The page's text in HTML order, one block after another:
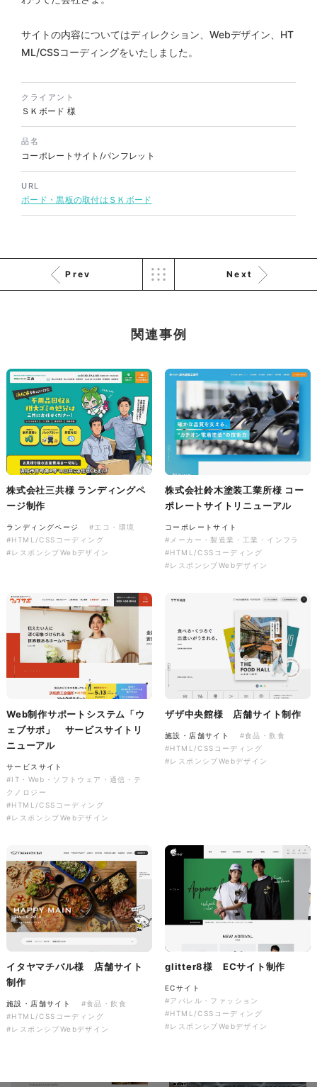
株式会社KDK様 コーポレート
#メーカー・製造業・工業・インフ
#HTML/CSSコーディング
#レスポンシブWebデザイン
フレット
#イラスト
#エコ・環境
株式会社三共様 さんきょちゃ
株式会社三共様 ドリップコー
ヒーパッケージ
ノベルティ
#産業廃棄物処理業
#イラスト
#エコ・環境
ソレイユ障害年金サポートセン
作
コーポレートサイト
#介護・福祉
#HTML/CSSコーディング
株式会社バスコフーズ様
FRUITFRUIT SNACK パッケ
ージデザイン
パッケージ
#食品・飲食
#パッケージデザイン
サイトの内容についてはディレクション、Webデザイン、HT
ML/CSSコーディングをいたしました。
クライアント
ＳＫボード 様
品名
コーポレートサイト/パンフレット
URL
ボード・黒板の取付はＳＫボード
Prev Next
関連事例
株式会社三共様 ランディングペ
ージ制作
ランディングページ
#エコ・環境
#HTML/CSSコーディング
#レスポンシブWebデザイン
株式会社鈴木塗装工業所様 コー
ポレートサイトリニューアル
コーポレートサイト
#メーカー・製造業・工業・インフラ
#HTML/CSSコーディング
#レスポンシブWebデザイン
Web制作サポートシステム「ウ
ェブサポ」 サービスサイトリ
ニューアル
サービスサイト
#IT・Web・ソフトウェア・通信・テ
クノロジー
#HTML/CSSコーディング
#レスポンシブWebデザイン
ザザ中央館様 店舗サイト制作
施設・店舗サイト
#食品・飲食
#HTML/CSSコーディング
#レスポンシブWebデザイン
イタヤマチバル様 店舗サイト
制作
施設・店舗サイト
#食品・飲食
#HTML/CSSコーディング
#レスポンシブWebデザイン
glitter8様 ECサイト制作
ECサイト
#アパレル・ファッション
#HTML/CSSコーディング
#レスポンシブWebデザイン